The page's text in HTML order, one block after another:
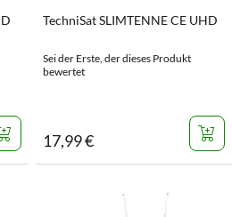
TechniSat SLIMTENNE CE UHD
Sei der Erste, der dieses Produkt
bewertet
17,99€